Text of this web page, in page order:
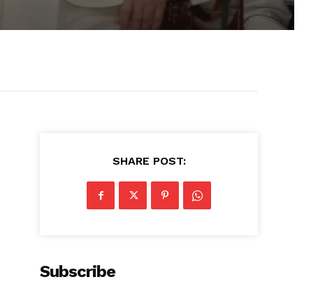
SHARE POST:
Subscribe